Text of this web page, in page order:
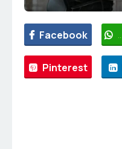
Facebook
Pinterest